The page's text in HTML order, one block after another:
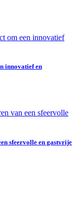
innovatief en
sfeervolle en gastvrije